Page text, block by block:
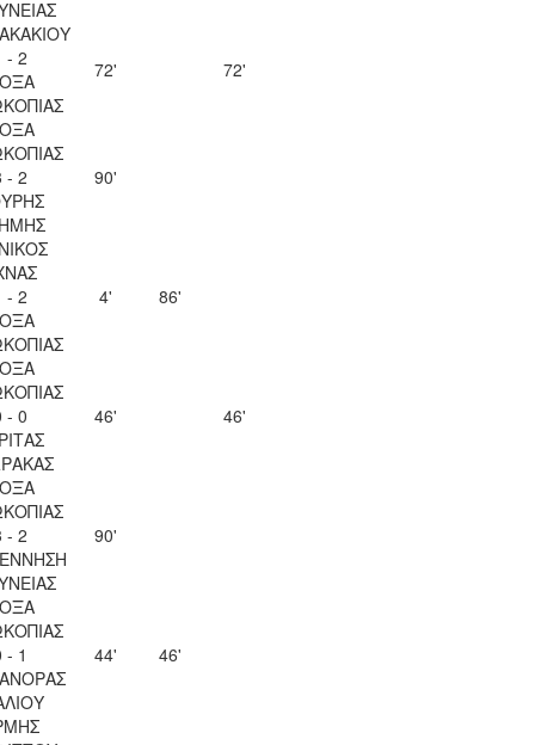
- 2
72' 72'
- 2
90'
- 2
4' 86'
- 0
46' 46'
- 2
90'
- 1
44' 46'